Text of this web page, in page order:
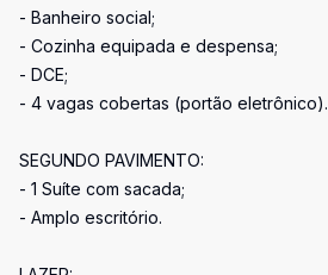
- Banheiro social;
- Cozinha equipada e despensa;
- DCE;
- 4 vagas cobertas (portão eletrônico).
SEGUNDO PAVIMENTO:
- 1 Suíte com sacada;
- Amplo escritório.